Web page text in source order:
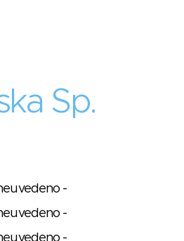
Sp.
-
-
-